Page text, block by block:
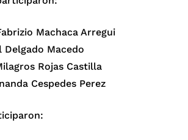
Machaca Arregui
Delgado Macedo
Rojas Castilla
Cespedes Perez